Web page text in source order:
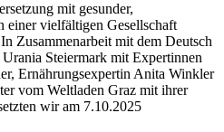
mit gesunder,
vielfältigen Gesellschaft
Zusammenarbeit mit dem Deutsch
Steiermark mit Expertinnen
Ernährungsexpertin Anita Winkler
vom Weltladen Graz mit ihrer
wir am 7.10.2025